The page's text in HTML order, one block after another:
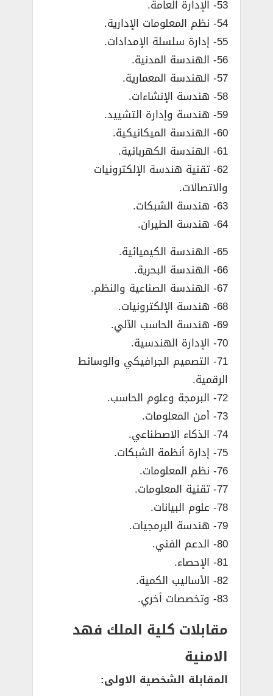
53- الإدارة العامة.
54- نظم المعلومات الإدارية.
55- إدارة سلسلة الإمدادات.
56- الهندسة المدنية.
57- الهندسة المعمارية.
58- هندسة الإنشاءات.
59- هندسة وإدارة التشييد.
60- الهندسة الميكانيكية.
61- الهندسة الكهربائية.
62- تقنية هندسة الإلكترونيات
والاتصالات.
63- هندسة الشبكات.
64- هندسة الطيران.
65- الهندسة الكيميائية.
66- الهندسة البحرية.
67- الهندسة الصناعية والنظم.
68- هندسة الإلكترونيات.
69- هندسة الحاسب الآلي.
70- الإدارة الهندسية.
71- التصميم الجرافيكي والوسائط
الرقمية.
72- البرمجة وعلوم الحاسب.
73- أمن المعلومات.
74- الذكاء الاصطناعي.
75- إدارة أنظمة الشبكات.
76- نظم المعلومات.
77- تقنية المعلومات.
78- علوم البيانات.
79- هندسة البرمجيات.
80- الدعم الفني.
81- الإحصاء.
82- الأساليب الكمية.
83- وتخصصات أخري.
مقابلات كلية الملك فهد
الامنية
المقابلة الشخصية الاولى: